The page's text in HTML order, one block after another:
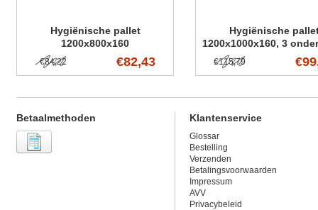
Hygiënische pallet
1200x800x160
€82,43
€84,22
Hygiënische
1200x1000x160, 3
€115,79
Betaalmethoden Klantenservice
Glossar
Bestelling
Verzenden
Betalingsvoorwaarden
Impressum
AVV
Privacybeleid